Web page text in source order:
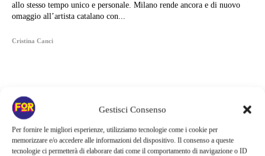
Gestisci Consenso
Per fornire le migliori esperienze, utilizziamo tecnologie come i cookie per
memorizzare e/o accedere alle informazioni del dispositivo. Il consenso a queste
tecnologie ci permetterà di elaborare dati come il comportamento di navigazione o ID
allo stesso tempo unico e personale. Milano rende ancora e di nuovo
omaggio all’artista catalano con...
Cristina Canci